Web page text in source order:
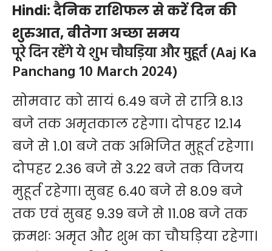
Hindi: दैनिक राशिफल से करें दिन की
शुरुआत, बीतेगा अच्छा समय
पूरे दिन रहेंगे ये शुभ चौघड़िया और मुहूर्त (Aaj Ka
Panchang 10 March 2024)
सोमवार को सायं 6.49 बजे से रात्रि 8.13
बजे तक अमृतकाल रहेगा। दोपहर 12.14
बजे से 1.01 बजे तक अभिजित मुहूर्त रहेगा।
दोपहर 2.36 बजे से 3.22 बजे तक विजय
मुहूर्त रहेगा। सुबह 6.40 बजे से 8.09 बजे
तक एवं सुबह 9.39 बजे से 11.08 बजे तक
क्रमशः अमृत और शुभ का चौघड़िया रहेगा।